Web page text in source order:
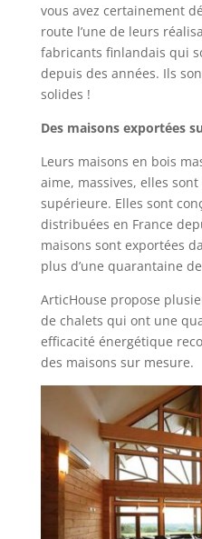
vous avez certainement
route l’une de leurs
fabricants finlandais qui
depuis des années. Ils
solides !
Des maisons exportées
Leurs maisons en bois
aime, massives, elles
supérieure. Elles sont
distribuées en France
maisons sont exportées
plus d’une quarantaine
ArticHouse propose
de chalets qui ont une
efficacité énergétique
des maisons sur mesure.